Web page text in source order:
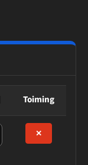
Toiming
✕